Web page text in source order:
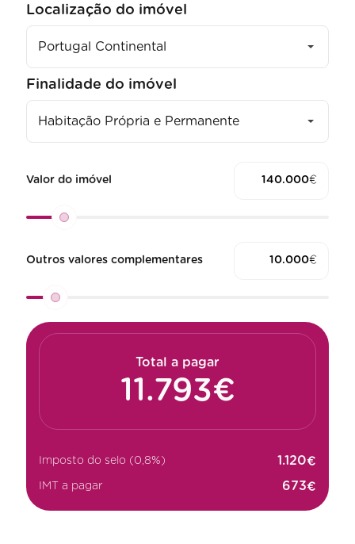
Localização do imóvel
Portugal Continental
Finalidade do imóvel
Habitação Própria e Permanente
Valor do imóvel €
Outros valores complementares €
Total a pagar
Imposto do selo (0,8%) €
IMT a pagar €